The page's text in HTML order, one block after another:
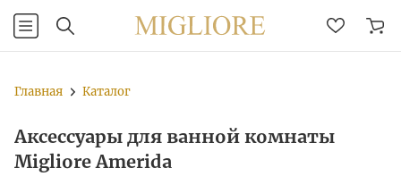
Главная Каталог
Аксессуары для ванной комнаты
Migliore Amerida